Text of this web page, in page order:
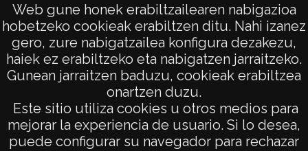
Web gune honek erabiltzailearen nabigazioa
hobetzeko cookieak erabiltzen ditu. Nahi izanez
gero, zure nabigatzailea konfigura dezakezu,
haiek ez erabiltzeko eta nabigatzen jarraitzeko.
Gunean jarraitzen baduzu, cookieak erabiltzea
onartzen duzu.
Este sitio utiliza cookies u otros medios para
mejorar la experiencia de usuario. Si lo desea,
puede configurar su navegador para rechazar
Retrato de un hombre
AVISO LEGAL
POLÍTICA DE PRIVACIDAD
ACCESIBILIDAD